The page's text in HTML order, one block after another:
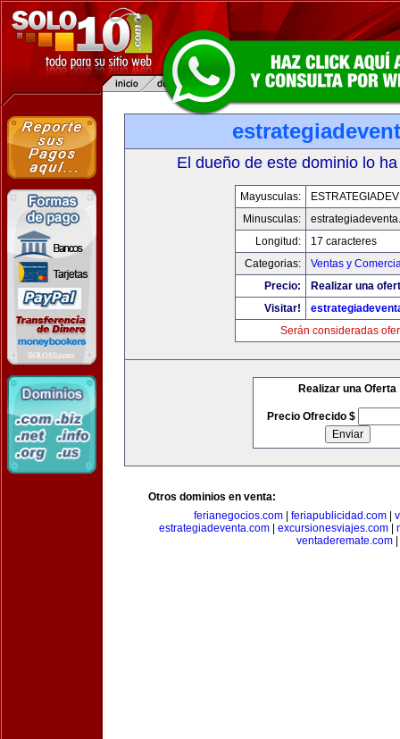
El dueño de este dominio lo
Mayusculas:
Minusculas:
Longitud:
17 caracteres
Categorias:
Ventas y
Precio:
Realizar una
Visitar!
Serán consideradas
Realizar una Oferta
Precio Ofrecido $
Otros dominios en venta:
ferianegocios.com| feriapublicidad.com|
estrategiadeventa.com| excursionesviajes.com|
ventaderemate.com